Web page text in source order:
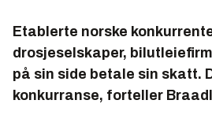
Etablerte norske
drosjeselskaper,
på sin side betale sin skatt.
konkurranse, forteller